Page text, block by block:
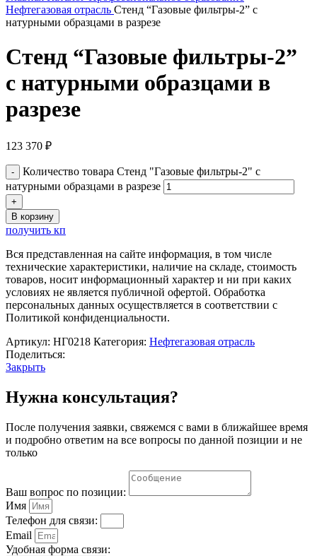
Нефтегазовая отрасль Стенд “Газовые фильтры-2” с
натурными образцами в разрезе
Стенд “Газовые фильтры-2”
с натурными образцами в
разрезе
123 370 ₽
Количество товара Стенд "Газовые фильтры-2" с
натурными образцами в разрезе
В корзину
получить кп
Вся представленная на сайте информация, в том числе
технические характеристики, наличие на складе, стоимость
товаров, носит информационный характер и ни при каких
условиях не является публичной офертой. Обработка
персональных данных осуществляется в соответствии с
Политикой конфиденциальности.
Артикул: НГ0218 Категория: Нефтегазовая отрасль
Поделиться:
Закрыть
Нужна консультация?
После получения заявки, свяжемся с вами в ближайшее время
и подробно ответим на все вопросы по данной позиции и не
только
Ваш вопрос по позиции:
Имя
Телефон для связи:
Email
Удобная форма связи: